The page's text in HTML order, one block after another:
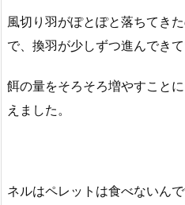
風切り羽がぽとぽと落ちてき
で、換羽が少しずつ進んでき
餌の量をそろそろ増やすこと
えました。
ネルはペレットは食べないん